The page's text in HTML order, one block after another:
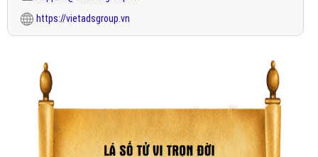
https://vietadsgroup.vn